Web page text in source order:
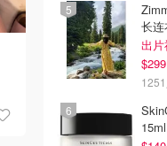
长
出
15ml